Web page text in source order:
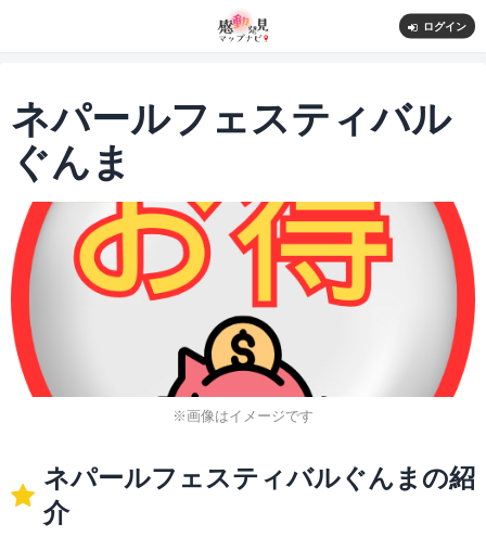
ログイン
ネパールフェスティバル
ぐんま
※画像はイメージです
ネパールフェスティバルぐんまの紹
介